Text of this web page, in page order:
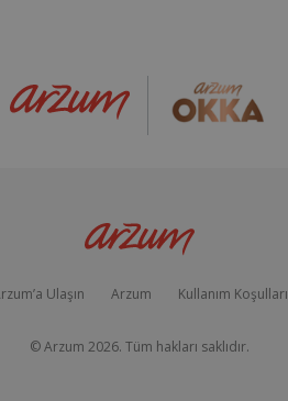
Ulaşın Arzum Kullanım Koşulları
© Arzum 2026. Tüm hakları saklıdır.